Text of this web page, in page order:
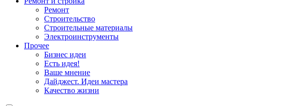
Ремонт
Строительство
Строительные материалы
Электроинструменты
Прочее
Бизнес идеи
Есть идея!
Ваше мнение
Дайджест. Идеи мастера
Качество жизни